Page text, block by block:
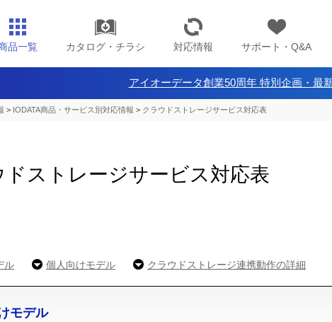
品一覧 カタログ・チラシ 対応情報 サポート・Q&A
アイオーデータ創業50周年 特別企画・最
> IODATA商品・サービス別対応情報 > クラウドストレージサービス対応表
ドストレージサービス対応表
ル 個人向けモデル クラウドストレージ連携動作の詳細
モデル